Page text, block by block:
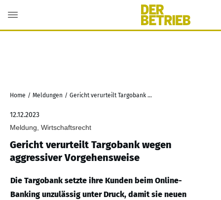
Home / Meldungen / Gericht verurteilt Targobank wegen aggressiver Vorgehensweise
12.12.2023
Meldung, Wirtschaftsrecht
Gericht verurteilt Targobank wegen
aggressiver Vorgehensweise
Die Targobank setzte ihre Kunden beim Online-
Banking unzulässig unter Druck, damit sie neuen